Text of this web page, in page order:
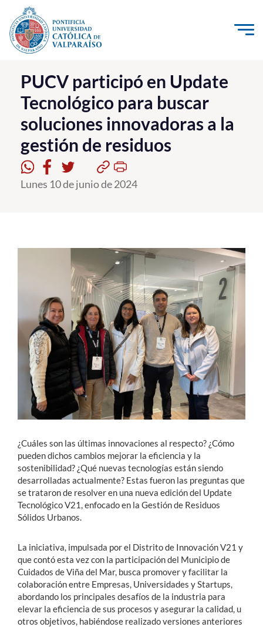
Click acá para ir directamente al contenido
La Universidad
Investigación, Creación e Innovación
PUCV Internacional
Vinculación con el Medio
Admisión
Estudiantes
Académicos
Funcionarios
Alumni
English
PUCV participó en Update
Tecnológico para buscar
soluciones innovadoras a la
gestión de residuos
Lunes 10 de junio de 2024
¿Cuáles son las últimas innovaciones al respecto? ¿Cómo
pueden dichos cambios mejorar la eficiencia y la
sostenibilidad? ¿Qué nuevas tecnologías están siendo
desarrolladas actualmente? Estas fueron las preguntas que
se trataron de resolver en una nueva edición del Update
Tecnológico V21, enfocado en la Gestión de Residuos
Sólidos Urbanos.
La iniciativa, impulsada por el Distrito de Innovación V21 y
que contó esta vez con la participación del Municipio de
Cuidados de Viña del Mar, busca promover y facilitar la
colaboración entre Empresas, Universidades y Startups,
abordando los principales desafíos de la industria para
elevar la eficiencia de sus procesos y asegurar la calidad, u
otros objetivos, habiéndose realizado versiones anteriores